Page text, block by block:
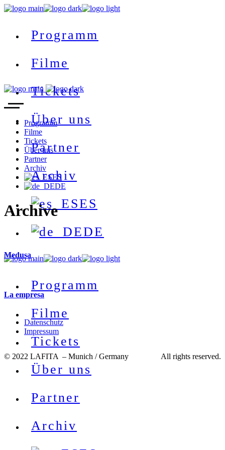
Programm
Filme
Tickets
Über uns
Partner
Archiv
ES
DE
Programm
Filme
Tickets
Über uns
Partner
Archiv
Programm
Filme
Tickets
Über uns
Partner
Archiv
ES
DE
Archive
Medusa
La empresa
Datenschutz
Impressum
© 2022 LAFITA – Munich / Germany All rights reserved.